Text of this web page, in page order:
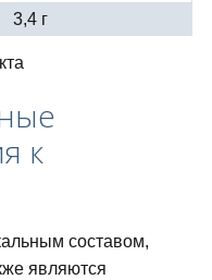
3,4 г
к
составом,
являются